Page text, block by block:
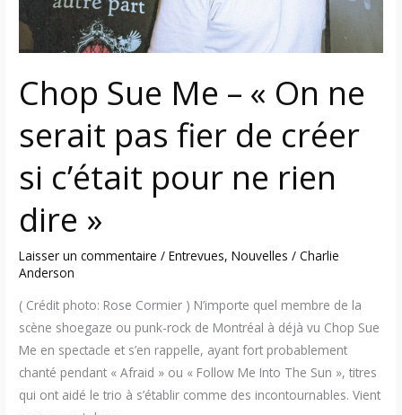
Chop Sue Me – « On ne
serait pas fier de créer
si c’était pour ne rien
dire »
Laisser un commentaire /Entrevues,Nouvelles /Charlie
Anderson
( Crédit photo: Rose Cormier ) N’importe quel membre de la
scène shoegaze ou punk-rock de Montréal à déjà vu Chop Sue
Me en spectacle et s’en rappelle, ayant fort probablement
chanté pendant « Afraid » ou « Follow Me Into The Sun », titres
qui ont aidé le trio à s’établir comme des incontournables. Vient
ne
rien
dire
»